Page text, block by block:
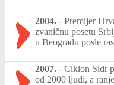
2004. - Premijer
zvaničnu posetu
u Beogradu posle
2007. - Ciklon Sidr
od 2000 ljudi, a